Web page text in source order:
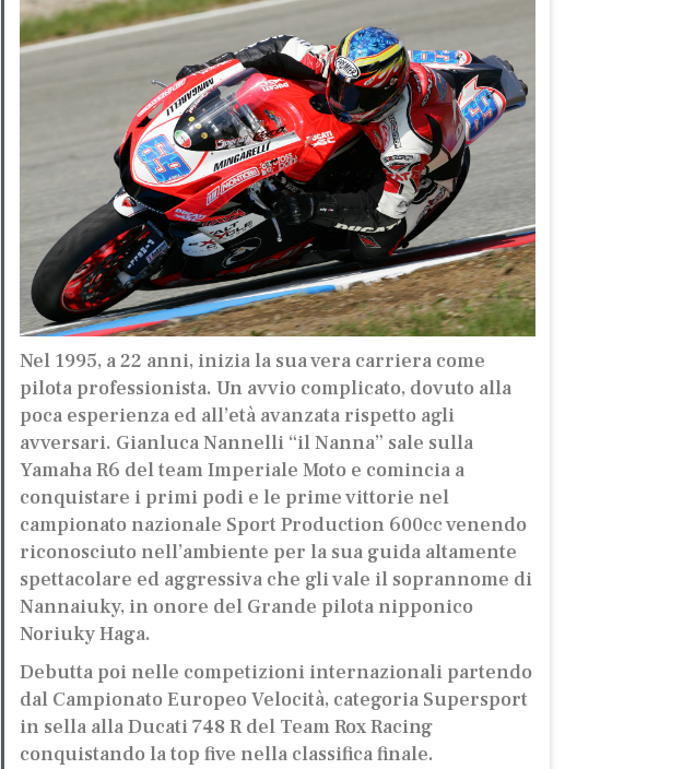
Nel 1995, a 22 anni, inizia la sua vera carriera come
pilota professionista. Un avvio complicato, dovuto alla
poca esperienza ed all’età avanzata rispetto agli
avversari. Gianluca Nannelli “il Nanna” sale sulla
Yamaha R6 del team Imperiale Moto e comincia a
conquistare i primi podi e le prime vittorie nel
campionato nazionale Sport Production 600cc venendo
riconosciuto nell’ambiente per la sua guida altamente
spettacolare ed aggressiva che gli vale il soprannome di
Nannaiuky, in onore del Grande pilota nipponico
Noriuky Haga.
Debutta poi nelle competizioni internazionali partendo
dal Campionato Europeo Velocità, categoria Supersport
in sella alla Ducati 748 R del Team Rox Racing
conquistando la top five nella classifica finale.